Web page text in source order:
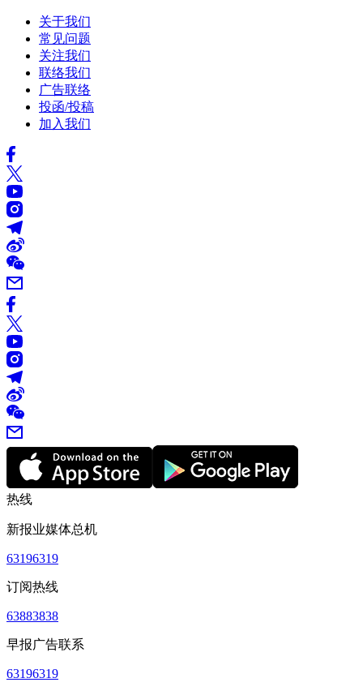
关于我们
常见问题
关注我们
联络我们
广告联络
投函/投稿
加入我们
热线
新报业媒体总机
63196319
订阅热线
63883838
早报广告联系
63196319